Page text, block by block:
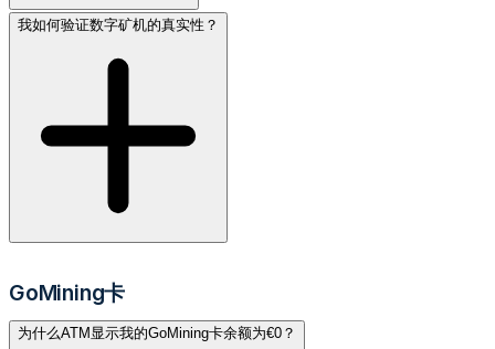
我如何验证数字矿机的真实性？
GoMining卡
为什么ATM显示我的GoMining卡余额为€0？